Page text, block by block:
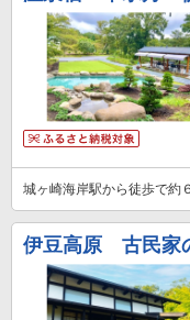
城ヶ崎海岸駅から徒歩で約
伊豆高原 古民